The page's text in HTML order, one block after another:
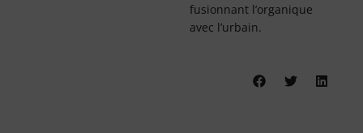
fusionnant l’organique
avec l’urbain.